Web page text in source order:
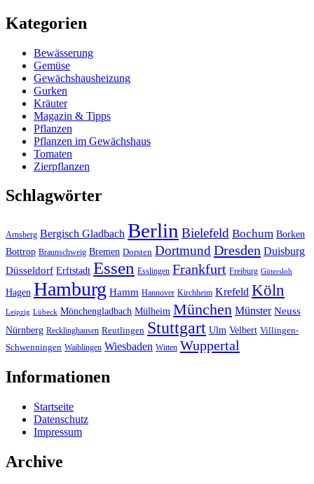
Kategorien
Bewässerung
Gemüse
Gewächshausheizung
Gurken
Kräuter
Magazin & Tipps
Pflanzen
Pflanzen im Gewächshaus
Tomaten
Zierpflanzen
Schlagwörter
Arnsberg Bergisch Gladbach Berlin Bielefeld Bochum Borken
Bottrop Braunschweig Bremen Dorsten DortmundDresden Duisburg
Düsseldorf Erftstadt Essen Esslingen Frankfurt Freiburg Gütersloh
Hagen Hamburg Hamm Hannover Kirchheim Krefeld Köln
Leipzig Lübeck Mönchengladbach Mülheim München Münster Neuss
Nürnberg Recklinghausen Reutlingen Stuttgart Ulm Velbert Villingen-
Schwenningen Waiblingen Wiesbaden Witten Wuppertal
Informationen
Startseite
Datenschutz
Impressum
Archive